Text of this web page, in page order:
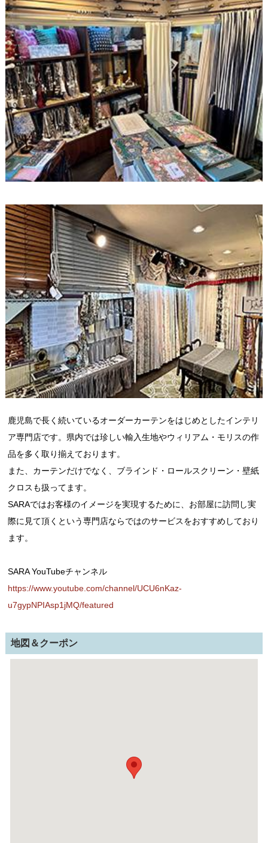
鹿児島で長く続いているオーダーカーテンをはじめとしたインテリ
ア専門店です。県内では珍しい輸入生地やウィリアム・モリスの作
品を多く取り揃えております。
また、カーテンだけでなく、ブラインド・ロールスクリーン・壁紙
クロスも扱ってます。
SARAではお客様のイメージを実現するために、お部屋に訪問し実
際に見て頂くという専門店ならではのサービスをおすすめしており
ます。
SARA YouTubeチャンネル
https://www.youtube.com/channel/UCU6nKaz-
u7gypNPIAsp1jMQ/featured
地図＆クーポン